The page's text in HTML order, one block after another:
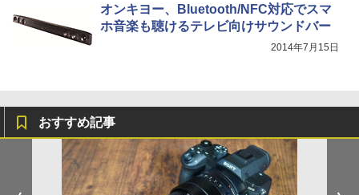
オンキヨー、Bluetooth/NFC対応でスマ
ホ音楽も聴けるテレビ向けサウンドバー
2014年7月15日
おすすめ記事